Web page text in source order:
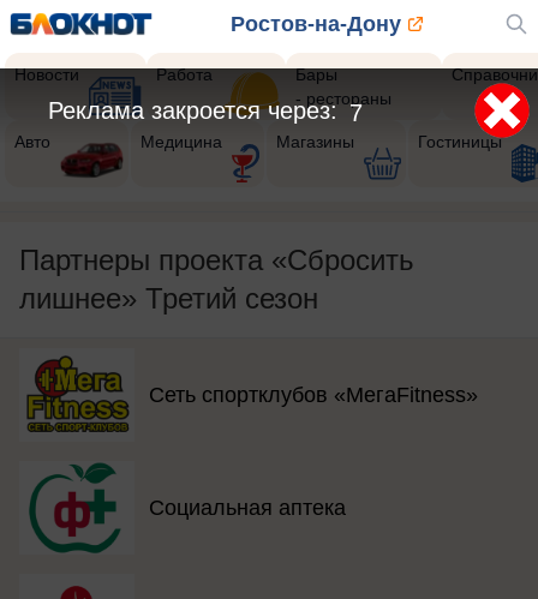
Ростов-на-Дону
Новости Работа
Бары
- рестораны
Авто Медицина Магазины Гостиницы
Партнеры проекта «Сбросить
лишнее» Третий сезон
Сеть спортклубов «МегаFitness»
Социальная аптека
5
Реклама закроется через: